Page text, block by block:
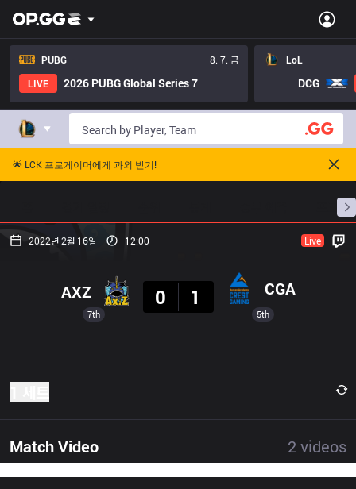
PUBG
8. 7. 금
LIVE
2026 PUBG Global Series 7
LoL
DCG
🌟 LCK 프로게이머에게 과외 받기!
프로빌
2022년 2월 16일 12:00 Live
7th
AXZ
0
1 CGA
5th
Match Video 2 videos